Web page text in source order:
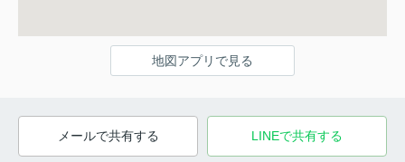
地図アプリで見る
メールで共有する LINEで共有する